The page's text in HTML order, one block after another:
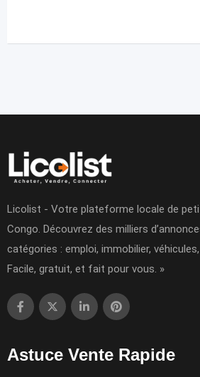
Licolist - Votre plateforme locale de
Congo. Découvrez des milliers
catégories : emploi, immobilier,
Facile, gratuit, et fait pour vous. »
Astuce Vente Rapide